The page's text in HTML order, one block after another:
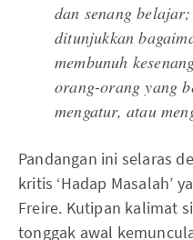
dan senang
ditunjukkan
membunuh
orang-orang yang
mengatur, atau
Pandangan ini selaras
kritis ‘Hadap Masalah’
Freire. Kutipan kalimat
tonggak awal